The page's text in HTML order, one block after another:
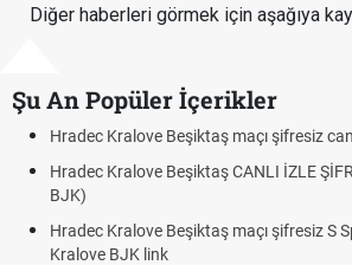
Diğer haberleri görmek için aşağıya
Şu An Popüler İçerikler
Beşiktaş maçı şifresiz canlı yayın izle
Beşiktaş CANLI İZLE ŞİFRESİZ (Hradec
Beşiktaş maçı şifresiz S Sport Plus izle,